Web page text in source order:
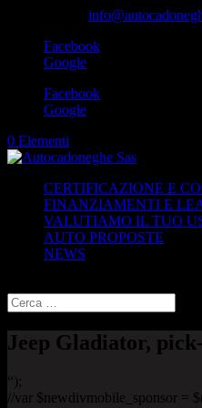
Facebook
Google
Facebook
Google
0 Elementi
CERTIFICAZIONE E
FINANZIAMENTI E
VALUTIAMO IL TUO
AUTO PROPOSTE
NEWS
Jeep Gladiator,
“);
//var $newdivmobile_sponsor =